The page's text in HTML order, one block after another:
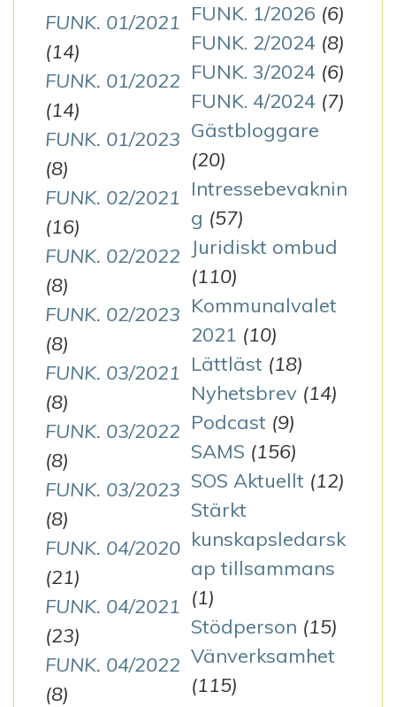
FUNK. 01/2021
(14)
FUNK. 01/2022
(14)
FUNK. 01/2023
(8)
FUNK. 02/2021
(16)
FUNK. 02/2022
(8)
FUNK. 02/2023
(8)
FUNK. 03/2021
(8)
FUNK. 03/2022
(8)
FUNK. 03/2023
(8)
FUNK. 04/2020
(21)
FUNK. 04/2021
(23)
FUNK. 04/2022
(8)
FUNK. 1/2026 (6)
FUNK. 2/2024 (8)
FUNK. 3/2024 (6)
FUNK. 4/2024 (7)
Gästbloggare
(20)
Intressebevaknin
g (57)
Juridiskt ombud
(110)
Kommunalvalet
2021 (10)
Lättläst (18)
Nyhetsbrev (14)
Podcast (9)
SAMS (156)
SOS Aktuellt (12)
Stärkt
kunskapsledarsk
ap tillsammans
(1)
Stödperson (15)
Vänverksamhet
(115)